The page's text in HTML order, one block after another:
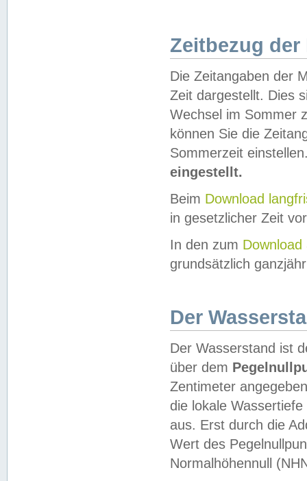
Zeitbezug der
Die Zeitangaben der
Zeit dargestellt. Dies
Wechsel im Sommer
können Sie die
Sommerzeit
eingestellt.
Beim Download
in gesetzlicher Zeit
In den zum Download
grundsätzlich
Der
Der Wasserstand ist
über dem
Zentimeter
die lokale
aus. Erst durch die
Wert des
Normalhöhennull